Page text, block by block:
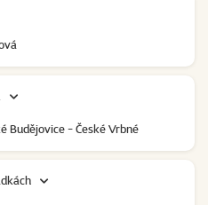
Budějovice - České Vrbné